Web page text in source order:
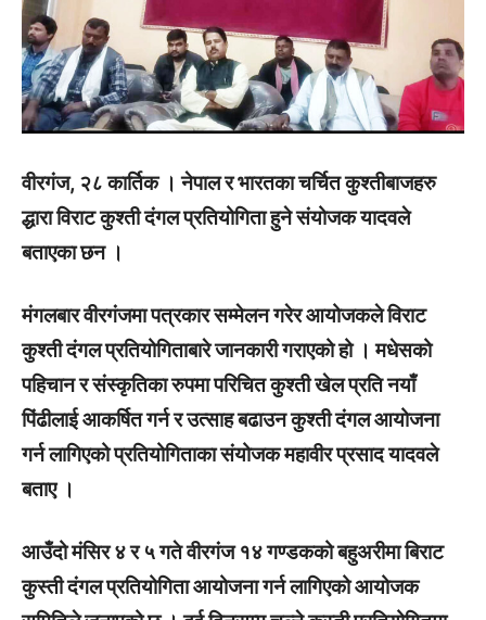
वीरगंज, २८ कार्तिक । नेपाल र भारतका चर्चित कुश्तीबाजहरु
द्धारा विराट कुश्ती दंगल प्रतियोगिता हुने संयोजक यादवले
बताएका छन ।
मंगलबार वीरगंजमा पत्रकार सम्मेलन गरेर आयोजकले विराट
कुश्ती दंगल प्रतियोगिताबारे जानकारी गराएको हो । मधेसको
पहिचान र संस्कृतिका रुपमा परिचित कुश्ती खेल प्रति नयाँ
पिंढीलाई आकर्षित गर्न र उत्साह बढाउन कुश्ती दंगल आयोजना
गर्न लागिएको प्रतियोगिताका संयोजक महावीर प्रसाद यादवले
बताए ।
आउँदो मंसिर ४ र ५ गते वीरगंज १४ गण्डकको बहुअरीमा बिराट
कुस्ती दंगल प्रतियोगिता आयोजना गर्न लागिएको आयोजक